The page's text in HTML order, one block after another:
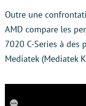
Outre une
AMD compare les
7020 C-Series à des
Mediatek (Mediatek